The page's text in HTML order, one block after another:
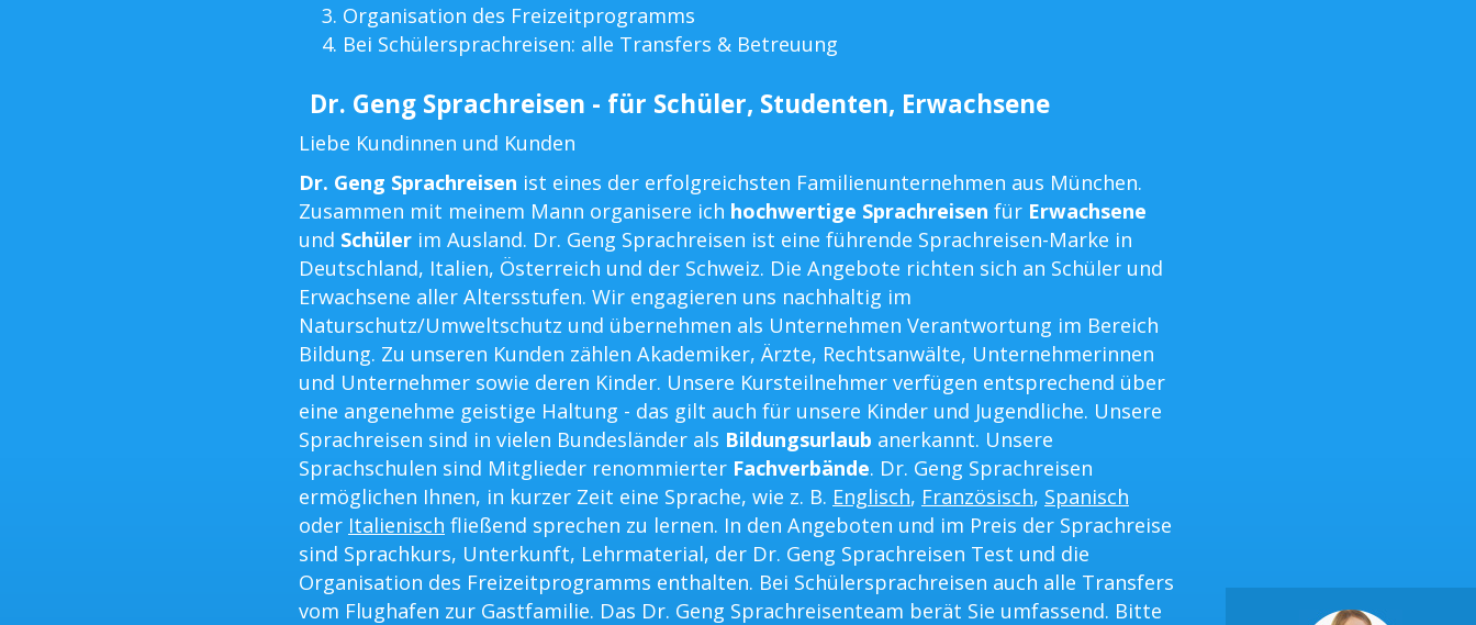
Organisation des Freizeitprogramms
Bei Schülersprachreisen: alle Transfers & Betreuung
Dr. Geng Sprachreisen - für Schüler, Studenten, Erwachsene
Liebe Kundinnen und Kunden
Dr. Geng Sprachreisen ist eines der erfolgreichsten Familienunternehmen aus München.
Zusammen mit meinem Mann organisere ich hochwertige Sprachreisen für Erwachsene
und Schüler im Ausland. Dr. Geng Sprachreisen ist eine führende Sprachreisen-Marke in
Deutschland, Italien, Österreich und der Schweiz. Die Angebote richten sich an Schüler und
Erwachsene aller Altersstufen. Wir engagieren uns nachhaltig im
Naturschutz/Umweltschutz und übernehmen als Unternehmen Verantwortung im Bereich
Bildung. Zu unseren Kunden zählen Akademiker, Ärzte, Rechtsanwälte, Unternehmerinnen
und Unternehmer sowie deren Kinder. Unsere Kursteilnehmer verfügen entsprechend über
eine angenehme geistige Haltung - das gilt auch für unsere Kinder und Jugendliche. Unsere
Sprachreisen sind in vielen Bundesländer als Bildungsurlaub anerkannt. Unsere
Sprachschulen sind Mitglieder renommierter Fachverbände. Dr. Geng Sprachreisen
ermöglichen Ihnen, in kurzer Zeit eine Sprache, wie z. B. Englisch, Französisch, Spanisch
oder Italienisch fließend sprechen zu lernen. In den Angeboten und im Preis der Sprachreise
sind Sprachkurs, Unterkunft, Lehrmaterial, der Dr. Geng Sprachreisen Test und die
Organisation des Freizeitprogramms enthalten. Bei Schülersprachreisen auch alle Transfers
vom Flughafen zur Gastfamilie. Das Dr. Geng Sprachreisenteam berät Sie umfassend. Bitte